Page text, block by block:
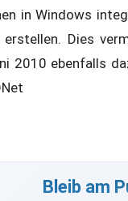
in Windows
erstellen. Dies
2010 ebenfalls
Bleib am